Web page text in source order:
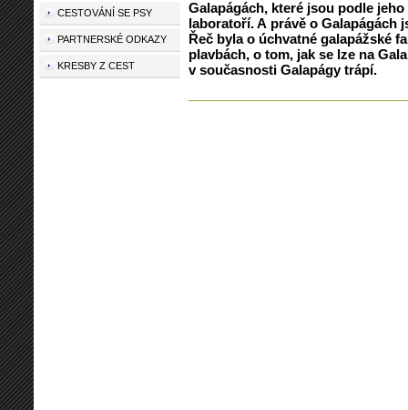
Galapágách, které jsou podle
laboratoří. A právě o Galapágách
Řeč byla o úchvatné galapážské
plavbách, o tom, jak se lze na
v současnosti Galapágy trápí.
CESTOVÁNÍ SE PSY
PARTNERSKÉ ODKAZY
KRESBY Z CEST